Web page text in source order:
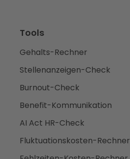
Tools
Gehalts-Rechner
Stellenanzeigen-Check
Burnout-Check
Benefit-Kommunikation
AI Act HR-Check
Fluktuationskosten-Rechner